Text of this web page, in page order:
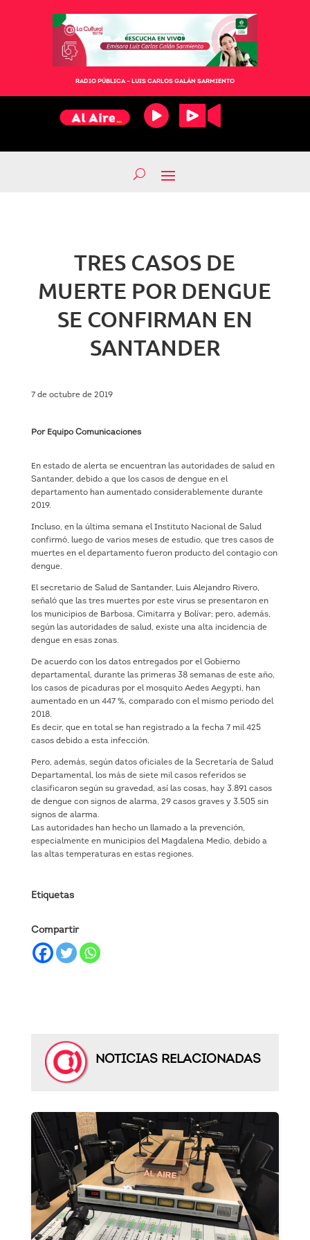
RADIO PÚBLICA – LUIS CARLOS GALÁN SARMIENTO
TRES CASOS DE
MUERTE POR DENGUE
SE CONFIRMAN EN
SANTANDER
7 de octubre de 2019
Por Equipo Comunicaciones
En estado de alerta se encuentran las autoridades de salud en
Santander, debido a que los casos de dengue en el
departamento han aumentado considerablemente durante
2019.
Incluso, en la última semana el Instituto Nacional de Salud
confirmó, luego de varios meses de estudio, que tres casos de
muertes en el departamento fueron producto del contagio con
dengue.
El secretario de Salud de Santander, Luis Alejandro Rivero,
señaló que las tres muertes por este virus se presentaron en
los municipios de Barbosa, Cimitarra y Bolívar; pero, además,
según las autoridades de salud, existe una alta incidencia de
dengue en esas zonas.
De acuerdo con los datos entregados por el Gobierno
departamental, durante las primeras 38 semanas de este año,
los casos de picaduras por el mosquito Aedes Aegypti, han
aumentado en un 447 %, comparado con el mismo periodo del
2018.
Es decir, que en total se han registrado a la fecha 7 mil 425
casos debido a esta infección.
Pero, además, según datos oficiales de la Secretaría de Salud
Departamental, los más de siete mil casos referidos se
clasificaron según su gravedad, así las cosas, hay 3.891 casos
de dengue con signos de alarma, 29 casos graves y 3.505 sin
signos de alarma.
Las autoridades han hecho un llamado a la prevención,
especialmente en municipios del Magdalena Medio, debido a
las altas temperaturas en estas regiones.
Etiquetas
Compartir
NOTICIAS RELACIONADAS